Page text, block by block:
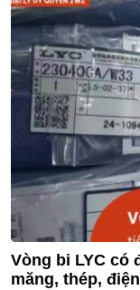
Vòng bi LYC có
măng, thép,